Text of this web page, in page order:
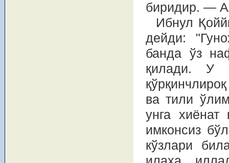
биридир. —
Ибнул
дейди:
банда ўз
қилади. У
ва тили
унга
имконсиз
кўзлари